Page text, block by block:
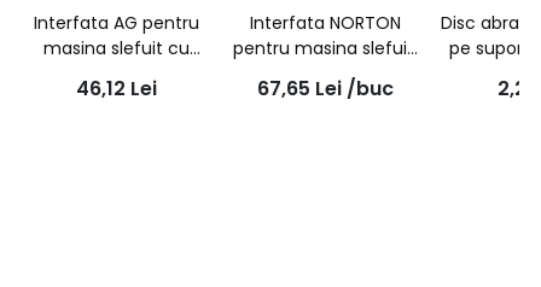
Interfata AG pentru
masina slefuit cu
taler de 150mm, 21
gauri, grosime 10mm
46,12 Lei
Interfata NORTON
pentru masina slefuit,
grosime 5mm,
diametru 76mm, set
67,65 Lei /buc
Disc
pe suport